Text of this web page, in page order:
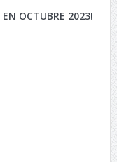
OCTUBRE 2023!